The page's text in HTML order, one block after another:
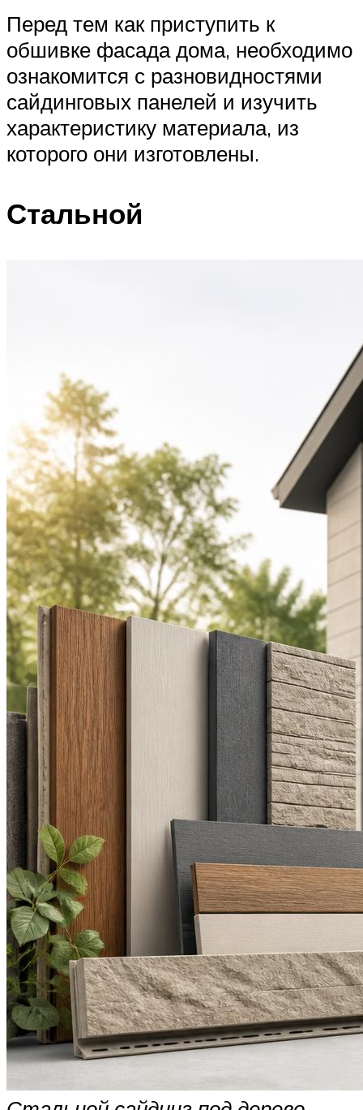
Перед тем как приступить к
обшивке фасада дома, необходимо
ознакомится с разновидностями
сайдинговых панелей и изучить
характеристику материала, из
которого они изготовлены.
Стальной